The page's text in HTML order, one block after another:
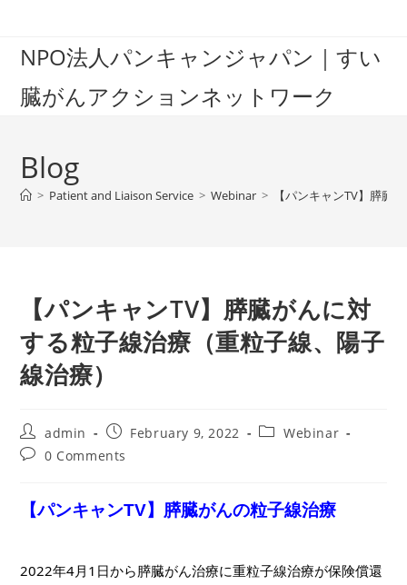
contentNPO法人パンキャンジャパン｜すい
臓がんアクションネットワーク
Blog
> Patient and Liaison Service > Webinar > 【パンキャンTV】膵臓
【パンキャンTV】膵臓がんに対
する粒子線治療（重粒子線、陽子
線治療）
Post
author:
admin
Post
published:
February 9, 2022
PostWebinar
Post0 Comments
【パンキャンTV】膵臓がんの粒子線治療
2022年4月1日から膵臓がん治療に重粒子線治療が保険償還